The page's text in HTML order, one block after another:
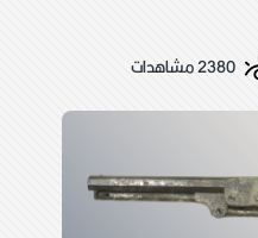
2380 مشاهدات